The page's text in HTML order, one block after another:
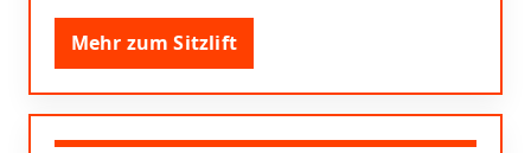
Mehr zum Sitzlift